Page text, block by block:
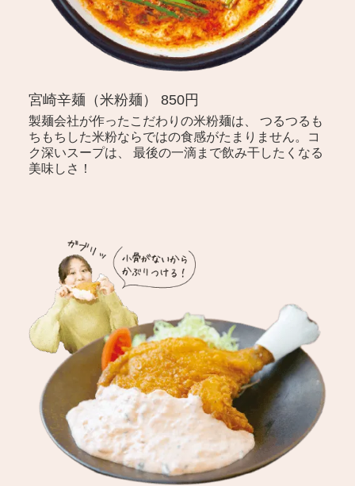
宮崎辛麺（米粉麺） 850円
製麺会社が作ったこだわりの米粉麺は、 つるつるも
ちもちした米粉ならではの食感がたまりません。コ
ク深いスープは、 最後の一滴まで飲み干したくなる
美味しさ！